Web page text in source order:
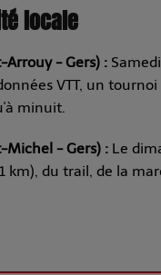
locale
Arrouy - Gers) :
VTT, un
minuit.
Michel - Gers) : Le
km), du trail, de la